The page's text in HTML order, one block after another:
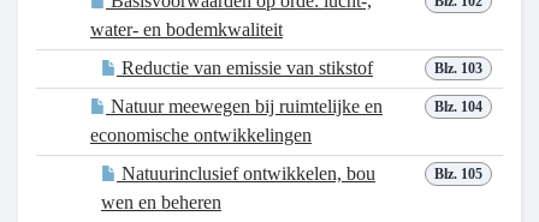
water- en bodemkwaliteit
Blz. 103
Reductie van emissie van stikstof
Blz. 104
Natuur meewegen bij ruimtelijke en
economische ontwikkelingen
Blz. 105
Natuurinclusief ontwikkelen, bou
wen en beheren